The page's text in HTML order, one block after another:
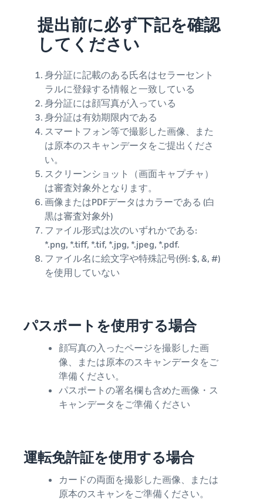
提出前に必ず下記を確認
してください
身分証に記載のある氏名はセラーセント
ラルに登録する情報と一致している
身分証には顔写真が入っている
身分証は有効期限内である
スマートフォン等で撮影した画像、また
は原本のスキャンデータをご提出くださ
い。
スクリーンショット（画面キャプチャ）
は審査対象外となります。
画像またはPDFデータはカラーである (白
黒は審査対象外)
ファイル形式は次のいずれかである:
*.png, *.tiff, *.tif, *.jpg, *.jpeg, *.pdf.
ファイル名に絵文字や特殊記号(例: $, &, #)
を使用していない
パスポートを使用する場合
顔写真の入ったページを撮影した画
像、または原本のスキャンデータをご
準備ください。
パスポートの署名欄も含めた画像・ス
キャンデータをご準備ください​
運転免許証を使用する場合
カードの両面を撮影した画像、または
原本のスキャンをご準備ください。